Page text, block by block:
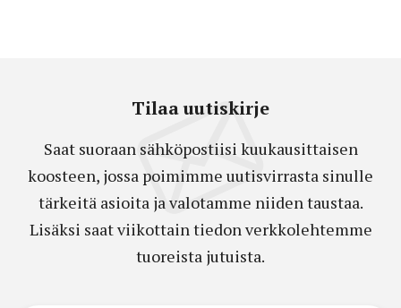
Tilaa uutiskirje
Saat suoraan sähköpostiisi kuukausittaisen
koosteen, jossa poimimme uutisvirrasta sinulle
tärkeitä asioita ja valotamme niiden taustaa.
Lisäksi saat viikottain tiedon verkkolehtemme
tuoreista jutuista.